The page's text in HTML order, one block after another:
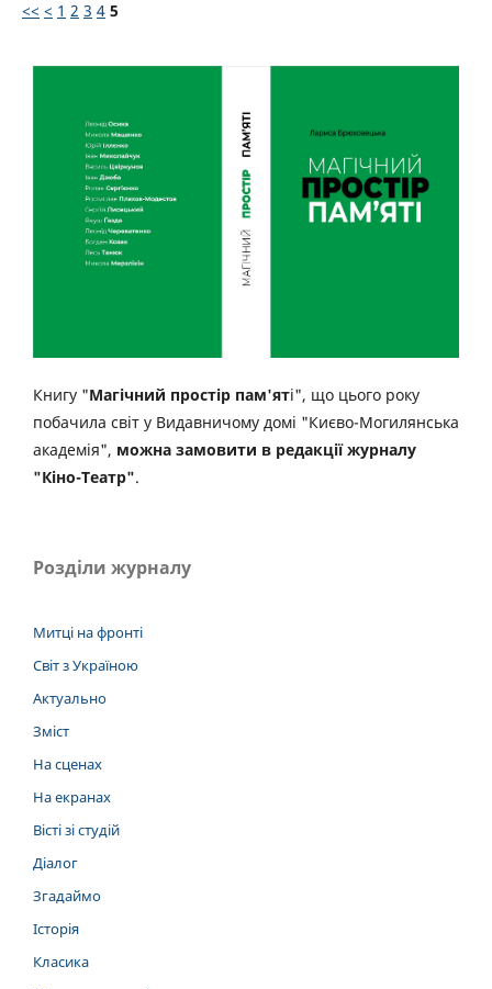
<< < 1 2 3 4 5
Книгу "Магічний простір пам'яті", що цього року
побачила світ у Видавничому домі "Києво-Могилянська
академія", можна замовити в редакції журналу
"Кіно-Театр".
Розділи журналу
Митці на фронті
Світ з Україною
Актуально
Зміст
На сценах
На екранах
Вісті зі студій
Діалог
Згадаймо
Історія
Класика